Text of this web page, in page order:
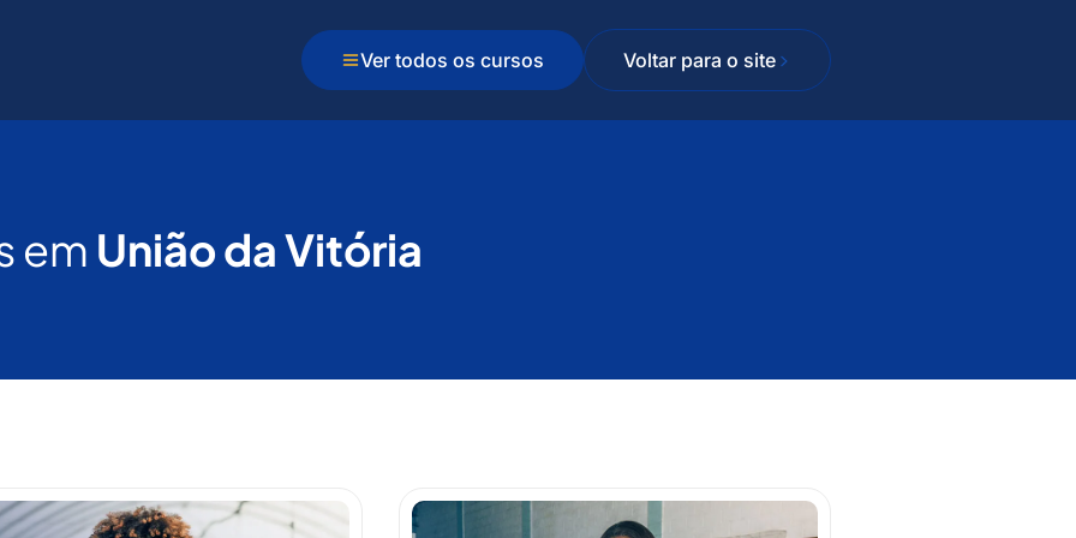
Ver todos os cursos Voltar para o site
em União da Vitória